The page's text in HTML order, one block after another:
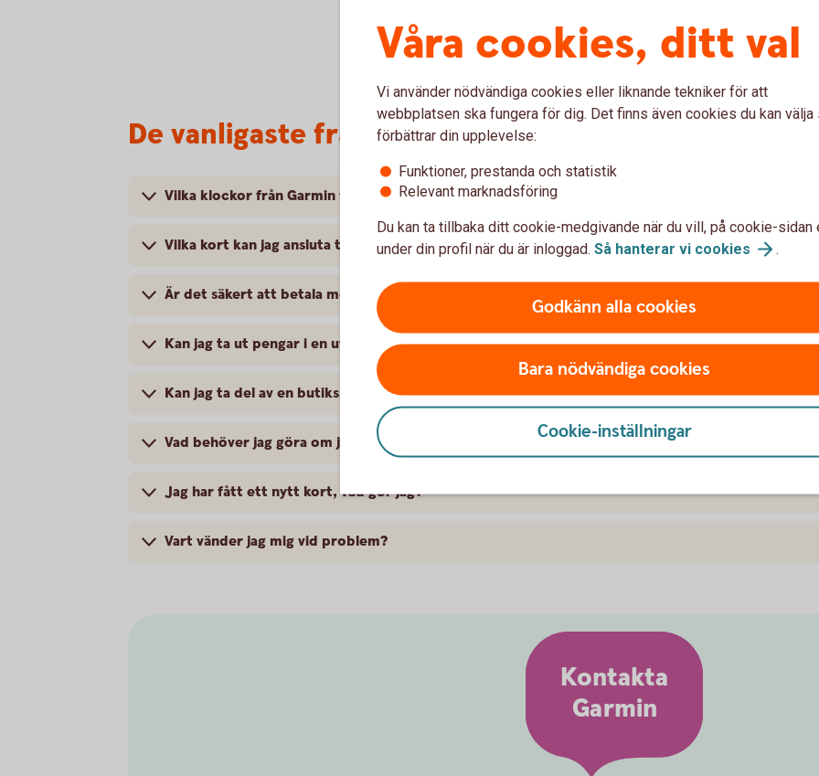
De vanligaste frågorna om Garmin Pay
Vilka klockor från Garmin fungerar att betala med?
Vilka kort kan jag ansluta till Garmin Pay?
Är det säkert att betala med Garmin Pay?
Kan jag ta ut pengar i en uttagsautomat med Garmin Pay?
Kan jag ta del av en butiks medlemsprogram när jag handlar med Garmin Pay?
Vad behöver jag göra om jag blivit av med min smartklocka?
Jag har fått ett nytt kort, vad gör jag?
Vart vänder jag mig vid problem?
Kontakta
Garmin
Våra cookies, ditt val
Vi använder nödvändiga cookies eller liknande tekniker för att
webbplatsen ska fungera för dig. Det finns även cookies du kan välja
förbättrar din upplevelse:
Funktioner, prestanda och statistik
Relevant marknadsföring
Du kan ta tillbaka ditt cookie-medgivande när du vill, på cookie-sidan
under din profil när du är inloggad. Så hanterar vi cookies .
Godkänn alla cookies
Bara nödvändiga cookies
Cookie-inställningar